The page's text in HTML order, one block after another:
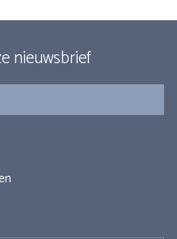
nieuwsbrief